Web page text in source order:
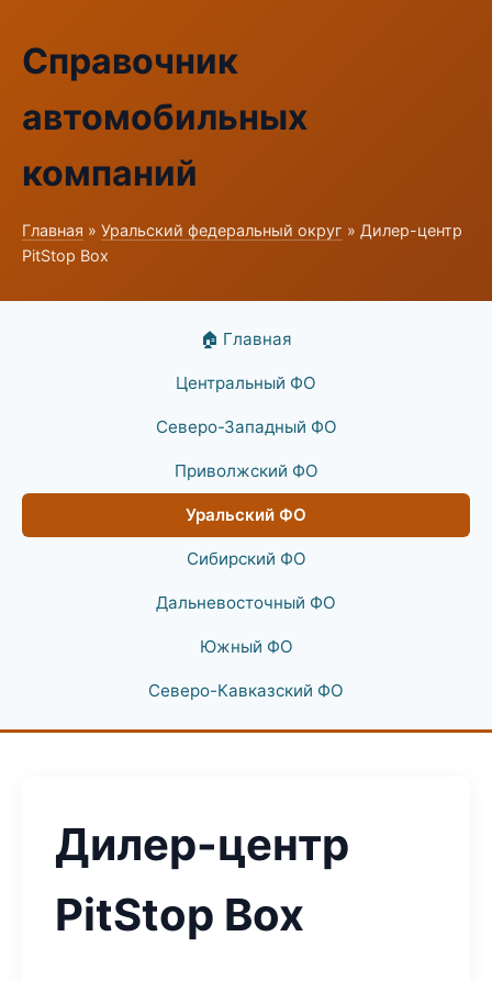
Справочник
автомобильных
компаний
Главная » Уральский федеральный округ » Дилер-центр
PitStop Box
🏠 Главная
Центральный ФО
Северо-Западный ФО
Приволжский ФО
Уральский ФО
Сибирский ФО
Дальневосточный ФО
Южный ФО
Северо-Кавказский ФО
Дилер-центр
PitStop Box